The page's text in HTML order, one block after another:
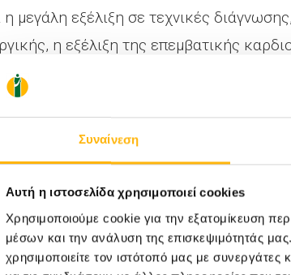
Συναίνεση
Αυτή η ιστοσελίδα χρησιμοποιεί cookies
Χρησιμοποιούμε cookie για την εξατομίκευση
μέσων και την ανάλυση της επισκεψιμότητάς
χρησιμοποιείτε τον ιστότοπό μας με
μεγάλη εξέλιξη σε τεχνικές
η εξέλιξη της επεμβατικής
καλύτερη γνώση στην παροχή
των παθήσεων η φροντίδα τους
αναγκαία την καλή επικοινωνία μεταξύ
συχνά και η παρουσίαση των
Η επιλογή ομάδας
μετέπειτα παρακολούθηση τους